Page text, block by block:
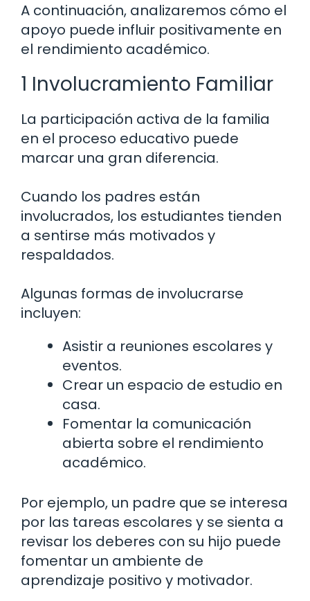
A continuación, analizaremos cómo el
apoyo puede influir positivamente en
el rendimiento académico.
1 Involucramiento Familiar
La participación activa de la familia
en el proceso educativo puede
marcar una gran diferencia.
Cuando los padres están
involucrados, los estudiantes tienden
a sentirse más motivados y
respaldados.
Algunas formas de involucrarse
incluyen:
Asistir a reuniones escolares y
eventos.
Crear un espacio de estudio en
casa.
Fomentar la comunicación
abierta sobre el rendimiento
académico.
Por ejemplo, un padre que se interesa
por las tareas escolares y se sienta a
revisar los deberes con su hijo puede
fomentar un ambiente de
aprendizaje positivo y motivador.